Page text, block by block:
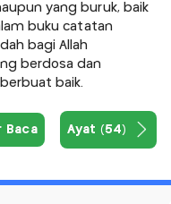
yang buruk, baik
buku catatan
bagi Allah
berdosa dan
baik.
Baca Ayat (54)